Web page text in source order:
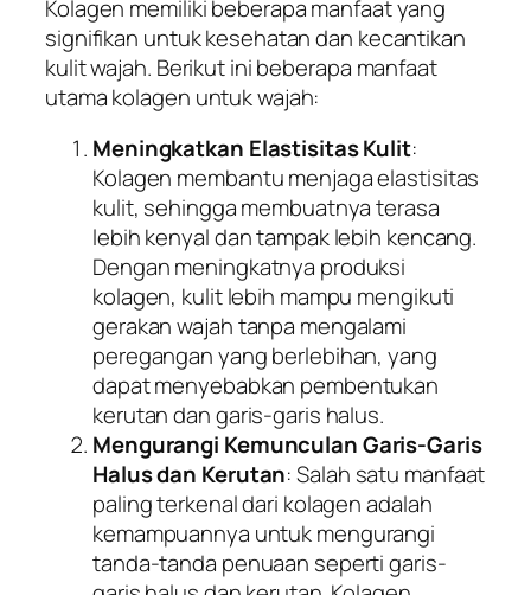
Kolagen memiliki beberapa manfaat yang
signifikan untuk kesehatan dan kecantikan
kulit wajah. Berikut ini beberapa manfaat
utama kolagen untuk wajah:
Meningkatkan Elastisitas Kulit:
Kolagen membantu menjaga elastisitas
kulit, sehingga membuatnya terasa
lebih kenyal dan tampak lebih kencang.
Dengan meningkatnya produksi
kolagen, kulit lebih mampu mengikuti
gerakan wajah tanpa mengalami
peregangan yang berlebihan, yang
dapat menyebabkan pembentukan
kerutan dan garis-garis halus.
Mengurangi Kemunculan Garis-Garis
Halus dan Kerutan: Salah satu manfaat
paling terkenal dari kolagen adalah
kemampuannya untuk mengurangi
tanda-tanda penuaan seperti garis-